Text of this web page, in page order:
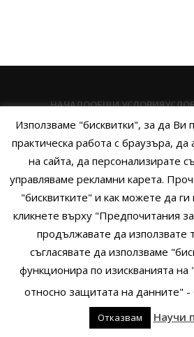
НАЧАЛООБЩИ УСЛОВИЯ
ПОЛИТИКА НА БИСКВИТКИТЕ
НАЧИНИ НА ПЛАЩАНЕ
Copyright © 2014 - 2024 Zigifly.com —
You
Използваме "бисквитки", за да
практическа работа с браузъра,
на сайта, да персонализирате
управляваме рекламни карета.
"бисквитките" и как можете да ги
кликнете върху "Предпочитания
продължавате да използвате
съгласявате да използваме
функционира по изискванията
относно защитата на данните" -
Отказвам
Научи